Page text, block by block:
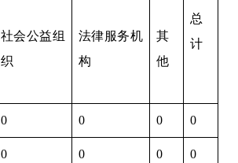
总
计
社会公益组
织
法律服务机
构
其
他
0 0 0 0
0 0 0 0